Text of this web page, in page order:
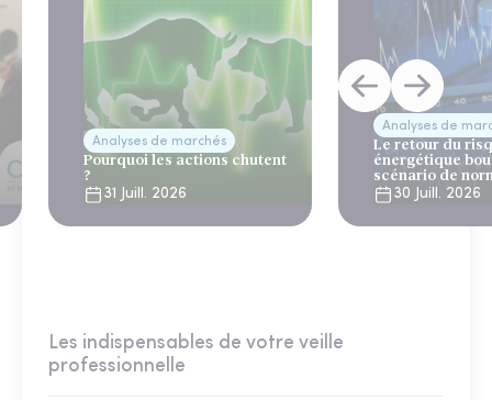
Analyses de marchés
Pourquoi les actions chutent
?
31 Juill. 2026
Analyses de
Le retour du
énergétique
scénario de
30 Juill. 2026
Les indispensables de votre veille
professionnelle